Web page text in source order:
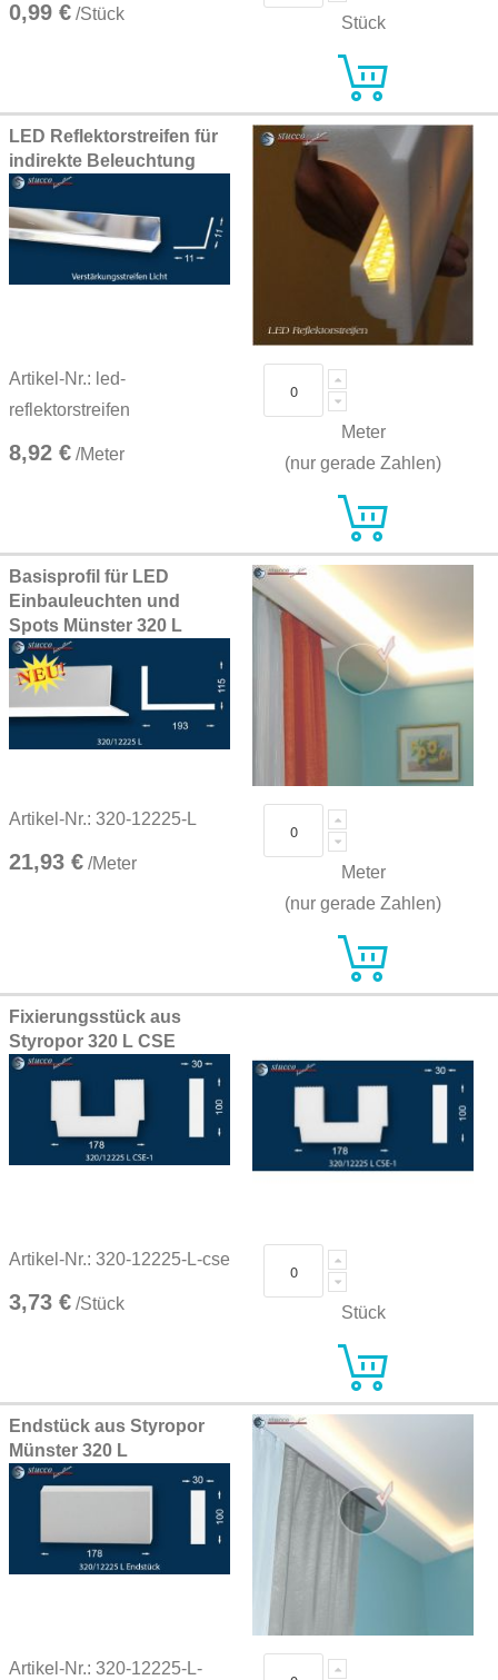
0,99 € /Stück Stück
LED Reflektorstreifen für
indirekte Beleuchtung
Artikel-Nr.: led-
reflektorstreifen
8,92 € /Meter
Meter
(nur gerade Zahlen)
Basisprofil für LED
Einbauleuchten und
Spots Münster 320 L
Artikel-Nr.: 320-12225-L
21,93 € /Meter
Meter
(nur gerade Zahlen)
Fixierungsstück aus
Styropor 320 L CSE
Artikel-Nr.: 320-12225-L-cse
3,73 € /Stück Stück
Endstück aus Styropor
Münster 320 L
Artikel-Nr.: 320-12225-L-